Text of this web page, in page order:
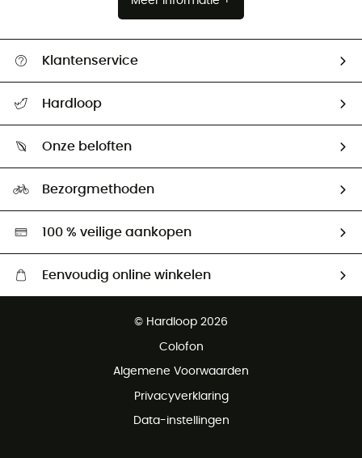
Klantenservice
Retourzendingen & Terugbetalingen
Hardloop
Ambassadeurs
Onze beloften
Hardgreen
Bezorgmethoden
100 % veilige aankopen
Eenvoudig online winkelen
Gratis retourneren binnen 100 dagen
© Hardloop 2026
Colofon
Algemene Voorwaarden
Privacyverklaring
Data-instellingen